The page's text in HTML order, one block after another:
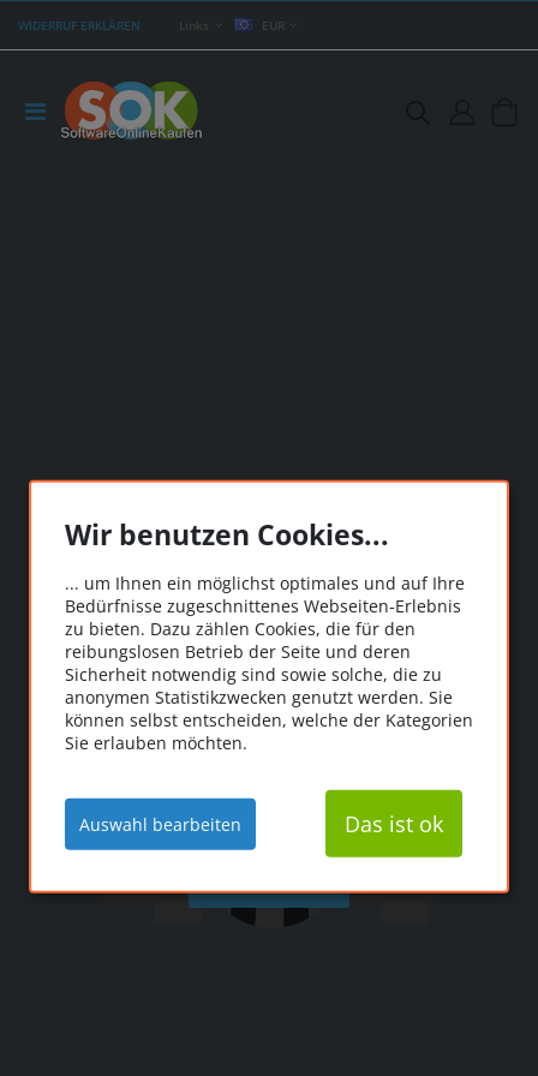
WIDERRUF ERKLÄREN Links EUR
Oooops!
Die Seite konnte leider
nicht gefunden werden.
Wir benutzen Cookies...
... um Ihnen ein möglichst optimales und auf Ihre
Bedürfnisse zugeschnittenes Webseiten-Erlebnis
zu bieten. Dazu zählen Cookies, die für den
reibungslosen Betrieb der Seite und deren
Sicherheit notwendig sind sowie solche, die zu
anonymen Statistikzwecken genutzt werden. Sie
können selbst entscheiden, welche der Kategorien
Sie erlauben möchten.
Auswahl bearbeiten Das ist ok